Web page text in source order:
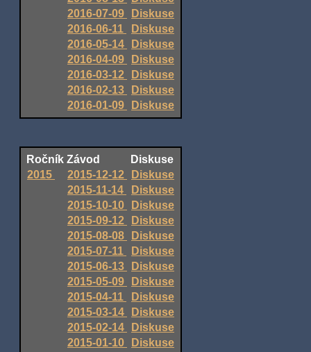
2016-07-09
Diskuse
2016-06-11
Diskuse
2016-05-14
Diskuse
2016-04-09
Diskuse
2016-03-12
Diskuse
2016-02-13
Diskuse
2016-01-09
Diskuse
Ročník Závod
Diskuse
2015
2015-12-12
Diskuse
2015-11-14
Diskuse
2015-10-10
Diskuse
2015-09-12
Diskuse
2015-08-08
Diskuse
2015-07-11
Diskuse
2015-06-13
Diskuse
2015-05-09
Diskuse
2015-04-11
Diskuse
2015-03-14
Diskuse
2015-02-14
Diskuse
2015-01-10
Diskuse